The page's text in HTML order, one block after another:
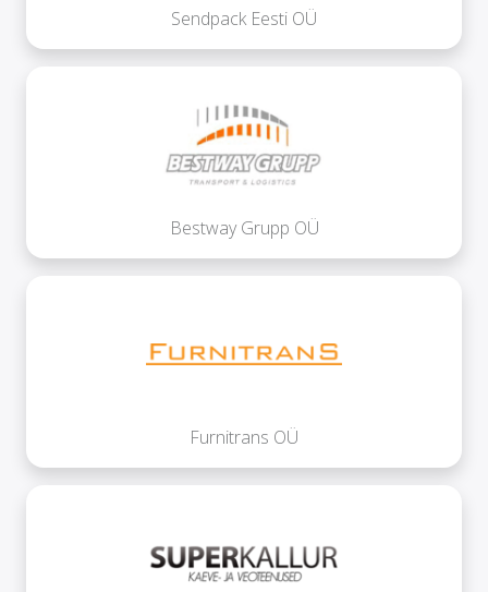
Sendpack Eesti OÜ
Bestway Grupp OÜ
Furnitrans OÜ